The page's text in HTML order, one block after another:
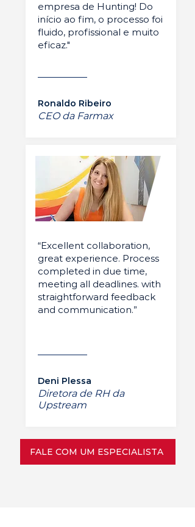
empresa de Hunting! Do
início ao fim, o processo foi
fluido, profissional e muito
eficaz."
Ronaldo Ribeiro
CEO da Farmax
“Excellent collaboration,
great experience. Process
completed in due time,
meeting all deadlines. with
straightforward feedback
and communication.”
Deni Plessa
Diretora de RH da
Upstream
FALE COM UM ESPECIALISTA